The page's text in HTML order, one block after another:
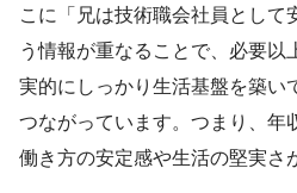
こに「兄は技術職会社員として
う情報が重なることで、必要以
実的にしっかり生活基盤を築い
つながっています。つまり、年
働き方の安定感や生活の堅実さ